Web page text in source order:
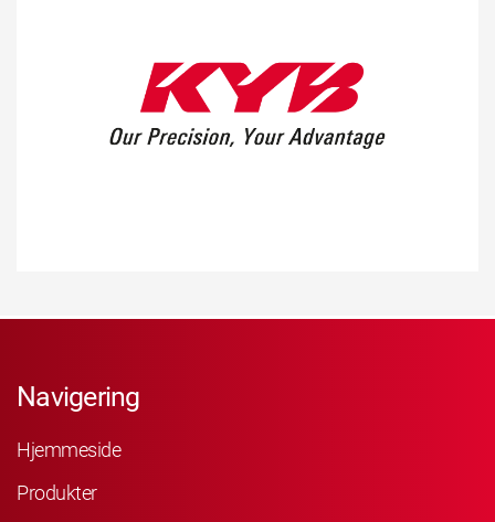
Navigering
Hjemmeside
Produkter